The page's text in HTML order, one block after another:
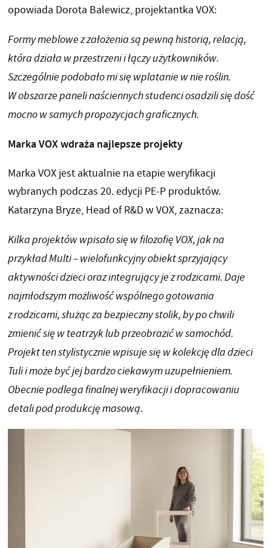
opowiada Dorota Balewicz, projektantka VOX:
Formy meblowe z założenia są pewną historią, relacją,
która działa w przestrzeni i łączy użytkowników.
Szczególnie podobało mi się wplatanie w nie roślin.
W obszarze paneli naściennych studenci osadzili się dość
mocno w samych propozycjach graficznych.
Marka VOX wdraża najlepsze projekty
Marka VOX jest aktualnie na etapie weryfikacji
wybranych podczas 20. edycji PE-P produktów.
Katarzyna Bryze, Head of R&D w VOX, zaznacza:
Kilka projektów wpisało się w filozofię VOX, jak na
przykład Multi – wielofunkcyjny obiekt sprzyjający
aktywności dzieci oraz integrujący je z rodzicami. Daje
najmłodszym możliwość wspólnego gotowania
z rodzicami, służąc za bezpieczny stolik, by po chwili
zmienić się w teatrzyk lub przeobrazić w samochód.
Projekt ten stylistycznie wpisuje się w kolekcję dla dzieci
Tuli i może być jej bardzo ciekawym uzupełnieniem.
Obecnie podlega finalnej weryfikacji i dopracowaniu
detali pod produkcję masową.